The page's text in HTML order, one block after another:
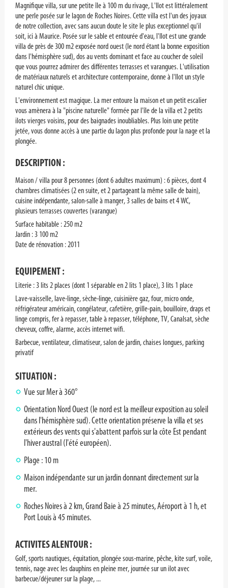
Magnifique villa, sur une petite île à 100 m du rivage, L'Ilot est littéralement
une perle posée sur le lagon de Roches Noires. Cette villa est l'un des joyaux
de notre collection, avec sans aucun doute le site le plus exceptionnel qu'il
soit, ici à Maurice. Posée sur le sable et entourée d'eau, l'Ilot est une grande
villa de près de 300 m2 exposée nord ouest (le nord étant la bonne exposition
dans l'hémisphère sud), dos au vents dominant et face au coucher de soleil
que vous pourrez admirer des différentes terrasses et varangues. L'utilisation
de matériaux naturels et architecture contemporaine, donne à l'Ilot un style
naturel chic unique.
L'environnement est magique. La mer entoure la maison et un petit escalier
vous amènera à la "piscine naturelle" formée par l'île de la villa et 2 petits
ilots vierges voisins, pour des baignades inoubliables. Plus loin une petite
jetée, vous donne accès à une partie du lagon plus profonde pour la nage et la
plongée.
DESCRIPTION :
Maison / villa pour 8 personnes (dont 6 adultes maximum) : 6 pièces, dont 4
chambres climatisées (2 en suite, et 2 partageant la même salle de bain),
cuisine indépendante, salon-salle à manger, 3 salles de bains et 4 WC,
plusieurs terrasses couvertes (varangue)
Surface habitable : 250 m2
Jardin : 3 100 m2
Date de rénovation : 2011
EQUIPEMENT :
Literie : 3 lits 2 places (dont 1 séparable en 2 lits 1 place), 3 lits 1 place
Lave-vaisselle, lave-linge, sèche-linge, cuisinière gaz, four, micro onde,
réfrigérateur américain, congélateur, cafetière, grille-pain, bouilloire, draps et
linge compris, fer à repasser, table à repasser, téléphone, TV, Canalsat, sèche
cheveux, coffre, alarme, accès internet wifi.
Barbecue, ventilateur, climatiseur, salon de jardin, chaises longues, parking
privatif
SITUATION :
Vue sur Mer à 360°
Orientation Nord Ouest (le nord est la meilleur exposition au soleil
dans l'hémisphère sud). Cette orientation préserve la villa et ses
extérieurs des vents qui s'abattent parfois sur la côte Est pendant
l'hiver austral (l'été européen).
Plage : 10 m
Maison indépendante sur un jardin donnant directement sur la
mer.
Roches Noires à 2 km, Grand Baie à 25 minutes, Aéroport à 1 h, et
Port Louis à 45 minutes.
ACTIVITES ALENTOUR :
Golf, sports nautiques, équitation, plongée sous-marine, pêche, kite surf, voile,
tennis, nage avec les dauphins en pleine mer, journée sur un ilot avec
barbecue/déjeuner sur la plage, ...